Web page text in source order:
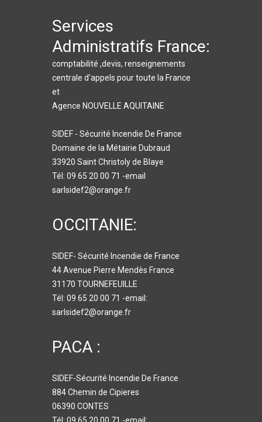
Services
Administratifs France:
comptabilité ,devis, renseignements
centrale d'appels pour toute la France
et
Agence NOUVELLE AQUITAINE
SIDEF - Sécurité Incendie De France
Domaine de la Métairie Dubraud
33920 Saint Christoly de Blaye
Tél: 09 65 20 00 71 -email
sarlsidef2@orange.fr
OCCITANIE:
SIDEF- Sécurité Incendie de France
44 Avenue Pierre Mendès France
31170 TOURNEFEUILLE
Tél: 09 65 20 00 71 -email:
sarlsidef2@orange.fr
PACA :
SIDEF-Sécurité Incendie De France
884 Chemin de Cipieres
06390 CONTES